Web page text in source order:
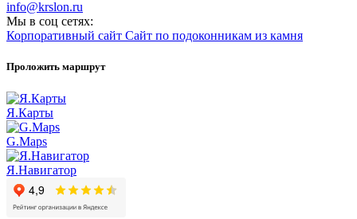
info@krslon.ru
Мы в соц сетях:
Корпоративный сайт Сайт по подоконникам из камня
Проложить маршрут
Я.Карты
G.Maps
Я.Навигатор